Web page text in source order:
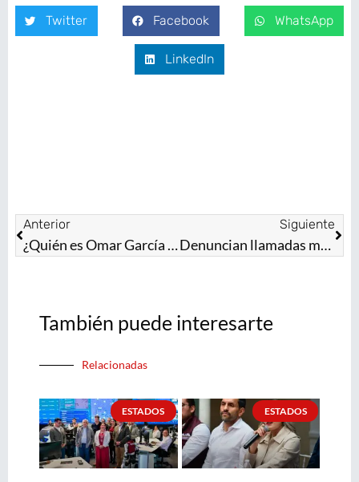
Twitter Facebook WhatsApp
LinkedIn
Anterior
¿Quién es Omar García Harfuch?
Siguiente
Denuncian llamadas masivas pidiendo voto por el PAN en veda electoral
También puede interesarte
Relacionadas
ESTADOS ESTADOS